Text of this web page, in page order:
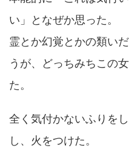
い」となぜか思った。
霊とか幻覚とかの類い
うが、どっちみちこの
た。
全く気付かないふりを
し、火をつけた。